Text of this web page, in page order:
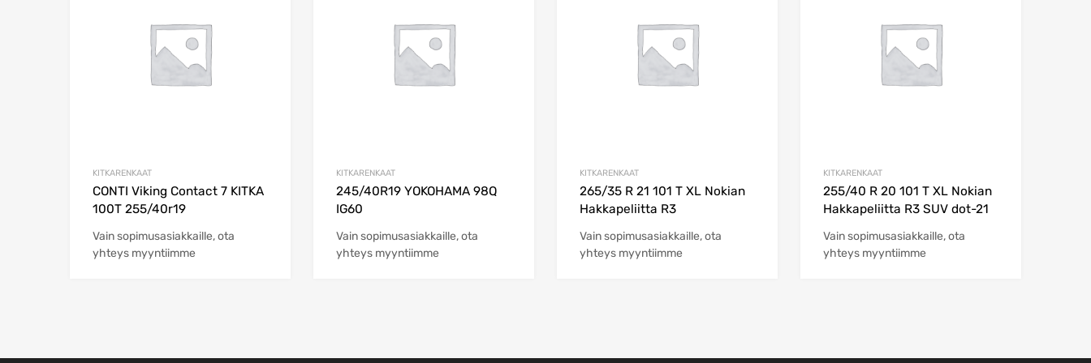
KITKARENKAAT
CONTI Viking Contact 7 KITKA
100T 255/40r19
Vain sopimusasiakkaille, ota
yhteys myyntiimme
KITKARENKAAT
245/40R19 YOKOHAMA 98Q
IG60
Vain sopimusasiakkaille, ota
yhteys myyntiimme
KITKARENKAAT
265/35 R 21 101 T XL Nokian
Hakkapeliitta R3
Vain sopimusasiakkaille, ota
yhteys myyntiimme
KITKARENKAAT
255/40 R 20 101 T XL Nokian
Hakkapeliitta R3 SUV dot-21
Vain sopimusasiakkaille, ota
yhteys myyntiimme